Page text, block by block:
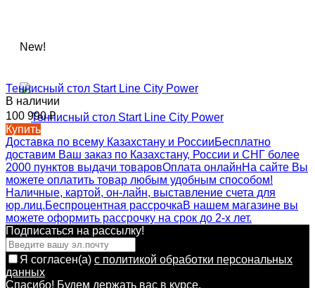
New!
Теннисный стол Start Line City Power
В наличии
100 990₽
Купить
Доставка по всему Казахстану и РоссииБесплатно
доставим Ваш заказ по Казахстану, России и СНГ более
2000 пунктов выдачи товаровОплата онлайнНа сайте Вы
можете оплатить товар любым удобным способом!
Наличные, картой, он-лайн, выставление счета для
юр.лиц.Беспроцентная рассрочкаВ нашем магазине вы
можете оформить рассрочку на срок до 2-х лет.
Подписаться на рассылкy!
Я согласен(a) с политикой обработки персональных
данных
Спасибо! Будем держать вас в курсе.